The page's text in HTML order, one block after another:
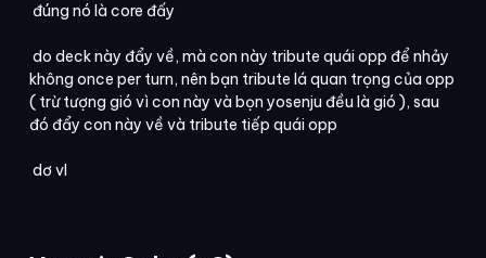
đúng nó là core đấy
do deck này đẩy về, mà con này tribute quái opp để nhảy
không once per turn, nên bạn tribute lá quan trọng của opp
( trừ tượng gió vì con này và bọn yosenju đều là gió ), sau
đó đẩy con này về và tribute tiếp quái opp
dơ vl